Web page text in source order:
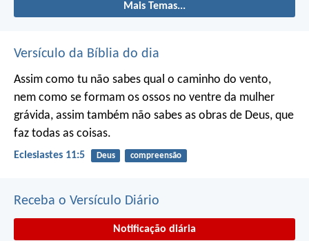
Mais Temas...
Versículo da Bíblia do dia
Assim como tu não sabes qual o caminho do vento,
nem como se formam os ossos no ventre da mulher
grávida, assim também não sabes as obras de Deus, que
faz todas as coisas.
Eclesiastes 11:5 Deus compreensão
Receba o Versículo Diário
Notificação diária